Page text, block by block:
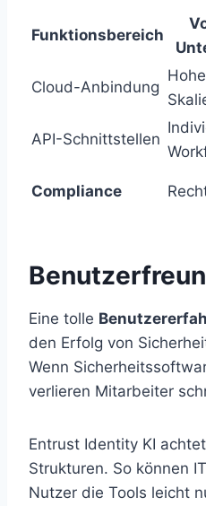
Funktionsbereich
Cloud-Anbindung
Hohe
API-Schnittstellen
Compliance
Eine tolle
den Erfolg von
Wenn
verlieren Mitarbeiter
Entrust Identity KI
Strukturen. So können
Nutzer die Tools leicht